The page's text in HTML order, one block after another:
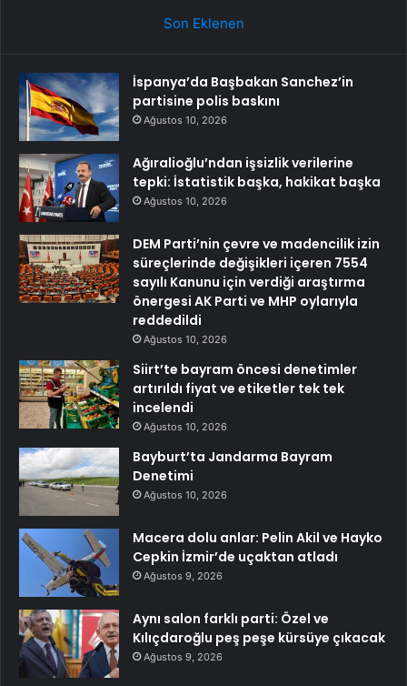
Son Eklenen
İspanya’da Başbakan Sanchez’in
partisine polis baskını
Ağustos 10, 2026
Ağıralioğlu’ndan işsizlik verilerine
tepki: İstatistik başka, hakikat başka
Ağustos 10, 2026
DEM Parti’nin çevre ve madencilik izin
süreçlerinde değişikleri içeren 7554
sayılı Kanunu için verdiği araştırma
önergesi AK Parti ve MHP oylarıyla
reddedildi
Ağustos 10, 2026
Siirt’te bayram öncesi denetimler
artırıldı fiyat ve etiketler tek tek
incelendi
Ağustos 10, 2026
Bayburt’ta Jandarma Bayram
Denetimi
Ağustos 10, 2026
Macera dolu anlar: Pelin Akil ve Hayko
Cepkin İzmir’de uçaktan atladı
Ağustos 9, 2026
Aynı salon farklı parti: Özel ve
Kılıçdaroğlu peş peşe kürsüye çıkacak
Ağustos 9, 2026